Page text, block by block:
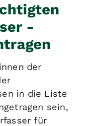
-
der
in die Liste
sein,
für